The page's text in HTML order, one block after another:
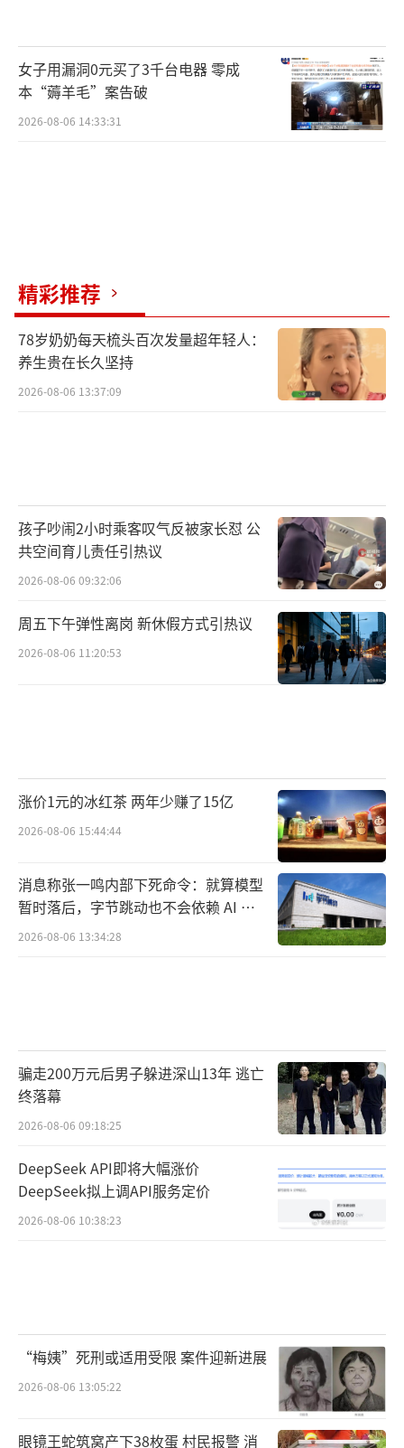
女子用漏洞0元买了3千台电器 零成
本“薅羊毛”案告破
2026-08-06 14:33:31
精彩推荐
78岁奶奶每天梳头百次发量超年轻人：
养生贵在长久坚持
2026-08-06 13:37:09
孩子吵闹2小时乘客叹气反被家长怼 公
共空间育儿责任引热议
2026-08-06 09:32:06
周五下午弹性离岗 新休假方式引热议
2026-08-06 11:20:53
涨价1元的冰红茶 两年少赚了15亿
2026-08-06 15:44:44
消息称张一鸣内部下死命令：就算模型
暂时落后，字节跳动也不会依赖 AI 蒸
馏技术
2026-08-06 13:34:28
骗走200万元后男子躲进深山13年 逃亡
终落幕
2026-08-06 09:18:25
DeepSeek API即将大幅涨价
DeepSeek拟上调API服务定价
2026-08-06 10:38:23
“梅姨”死刑或适用受限 案件迎新进展
2026-08-06 13:05:22
眼镜王蛇筑窝产下38枚蛋 村民报警 消